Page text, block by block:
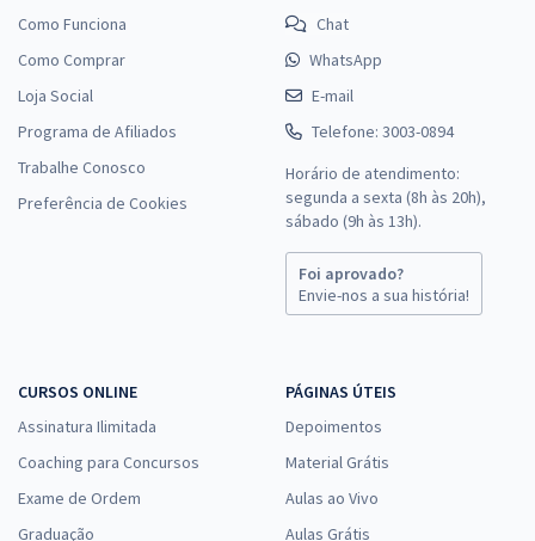
Como Funciona
Como Comprar
Loja Social
Programa de Afiliados
Trabalhe Conosco
Preferência de Cookies
Chat
WhatsApp
E-mail
Telefone: 3003-0894
Horário de atendimento:
segunda a sexta (8h às 20h),
sábado (9h às 13h).
Foi aprovado?
Envie-nos a sua história!
CURSOS ONLINE
Assinatura Ilimitada
Coaching para Concursos
Exame de Ordem
Graduação
PÁGINAS ÚTEIS
Depoimentos
Material Grátis
Aulas ao Vivo
Aulas Grátis